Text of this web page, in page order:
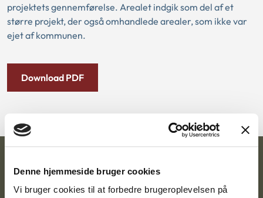
Denne hjemmeside bruger cookies
Vi bruger cookies til at forbedre brugeroplevelsen på
projektets gennemførelse. Arealet indgik som del af et
større projekt, der også omhandlede arealer, som ikke var
ejet af kommunen.
Download PDF
Postadresse: